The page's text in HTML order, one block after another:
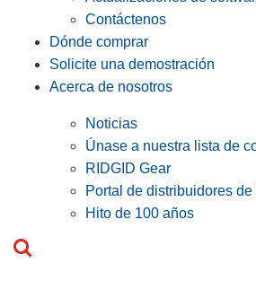
Contáctenos
Dónde comprar
Solicite una demostración
Acerca de nosotros
Noticias
Únase a nuestra lista de
RIDGID Gear
Portal de distribuidores de
Hito de 100 años